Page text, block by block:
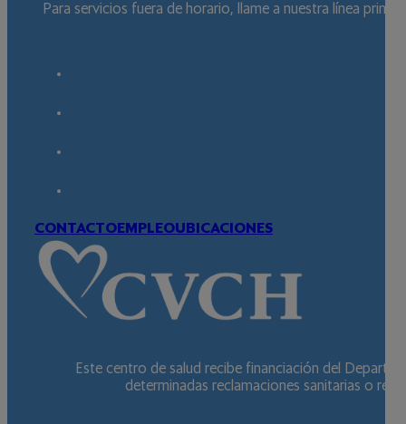
Para servicios fuera de horario, llame a nuestra línea
CONTACTO EMPLEOUBICACIONES
Este centro de salud recibe financiación del
determinadas reclamaciones sanitarias o